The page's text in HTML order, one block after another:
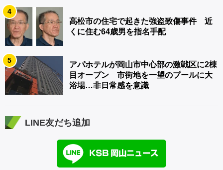
4
高松市の住宅で起きた強盗致傷事件 近
くに住む64歳男を指名手配
5
アパホテルが岡山市中心部の激戦区に2棟
目オープン 市街地を一望のプールに大
浴場…非日常感を意識
LINE友だち追加